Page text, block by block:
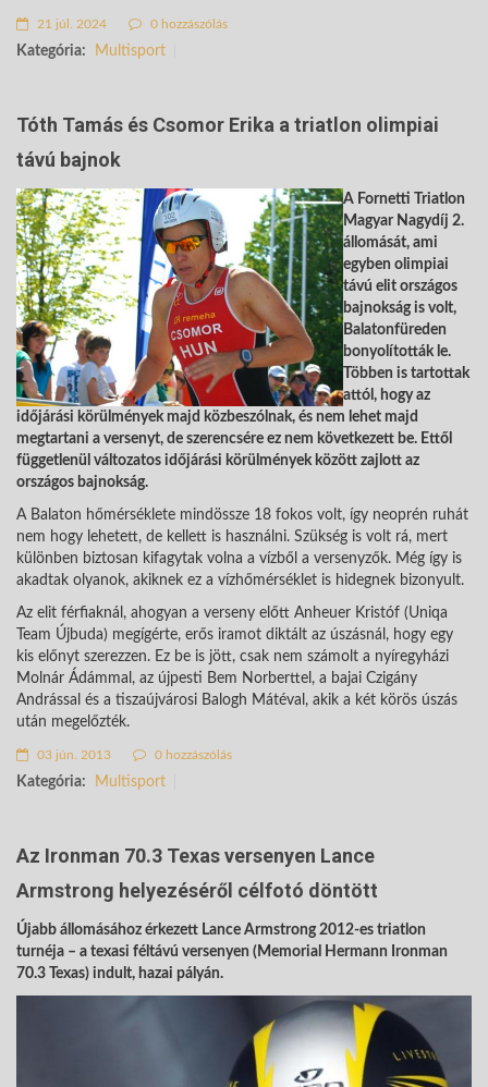
21 júl. 2024 0 hozzászólás
Kategória: Multisport
Tóth Tamás és Csomor Erika a triatlon olimpiai
távú bajnok
A Fornetti Triatlon
Magyar Nagydíj 2.
állomását, ami
egyben olimpiai
távú elit országos
bajnokság is volt,
Balatonfüreden
bonyolították le.
Többen is tartottak
attól, hogy az
időjárási körülmények majd közbeszólnak, és nem lehet majd
megtartani a versenyt, de szerencsére ez nem következett be. Ettől
függetlenül változatos időjárási körülmények között zajlott az
országos bajnokság.
A Balaton hőmérséklete mindössze 18 fokos volt, így neoprén ruhát
nem hogy lehetett, de kellett is használni. Szükség is volt rá, mert
különben biztosan kifagytak volna a vízből a versenyzők. Még így is
akadtak olyanok, akiknek ez a vízhőmérséklet is hidegnek bizonyult.
Az elit férfiaknál, ahogyan a verseny előtt Anheuer Kristóf (Uniqa
Team Újbuda) megígérte, erős iramot diktált az úszásnál, hogy egy
kis előnyt szerezzen. Ez be is jött, csak nem számolt a nyíregyházi
Molnár Ádámmal, az újpesti Bem Norberttel, a bajai Czigány
Andrással és a tiszaújvárosi Balogh Mátéval, akik a két körös úszás
után megelőzték.
03 jún. 2013 0 hozzászólás
Kategória: Multisport
Az Ironman 70.3 Texas versenyen Lance
Armstrong helyezéséről célfotó döntött
Újabb állomásához érkezett Lance Armstrong 2012-es triatlon
turnéja – a texasi féltávú versenyen (Memorial Hermann Ironman
70.3 Texas) indult, hazai pályán.